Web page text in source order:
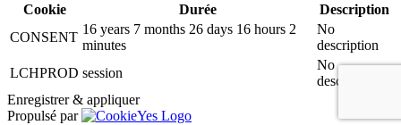
Cookie
Durée
Description
CONSENT
16 years 7 months 26 days 16 hours 2
minutes
No
description
LCHPROD session
No
description
Enregistrer & appliquer
Propulsé par